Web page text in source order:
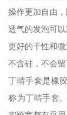
操作更加自由
透气的发泡可
更好的干性和
不含硅，不会
丁晴手套是橡
称为丁晴手套